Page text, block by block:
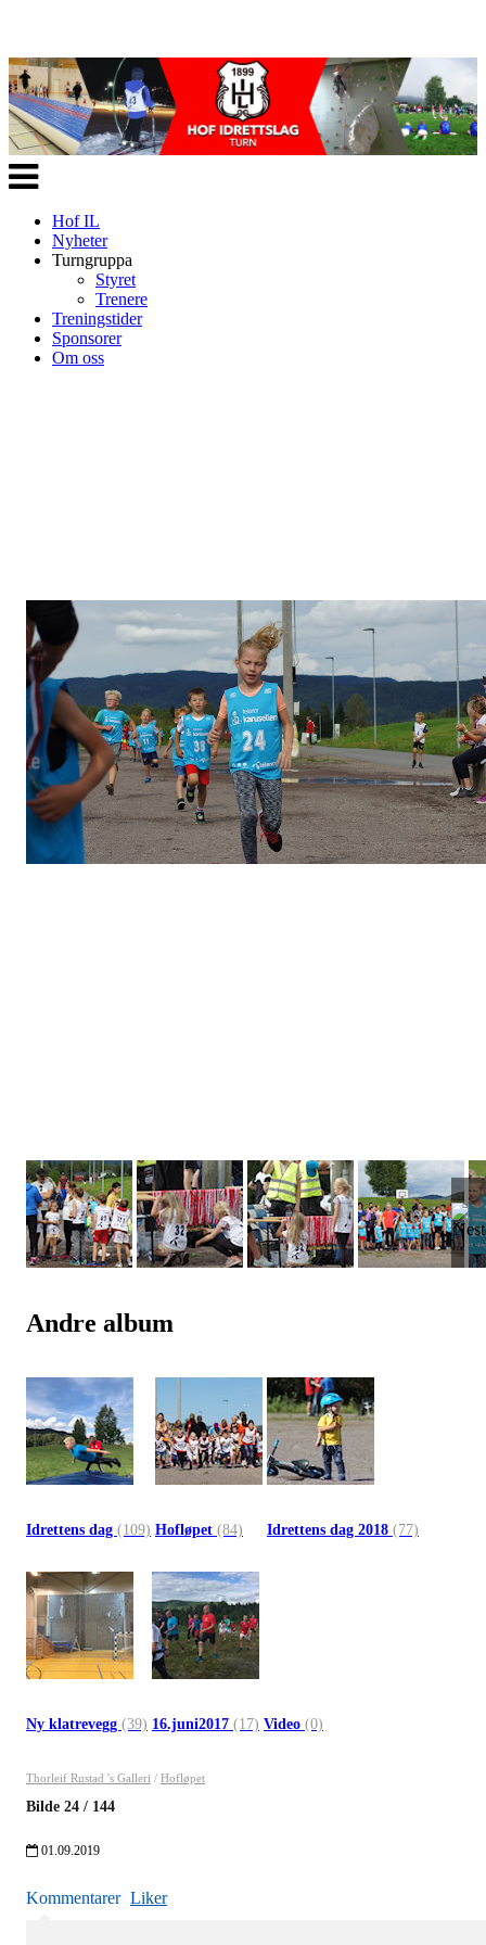
Veksle
navigasjon
Hof IL
Nyheter
Turngruppa
Styret
Trenere
Treningstider
Sponsorer
Om oss
Andre album
Idrettens dag (109) Hofløpet (84) Idrettens dag 2018 (77)
Ny klatrevegg (39) 16.juni2017 (17) Video (0)
Thorleif Rustad 's Galleri / Hofløpet
Bilde 24 / 144
01.09.2019
Kommentarer Liker